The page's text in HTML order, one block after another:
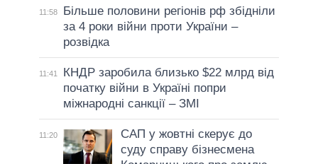
11:58
Більше половини регіонів рф збідніли
за 4 роки війни проти України –
розвідка
11:41
КНДР заробила близько $22 млрд від
початку війни в Україні попри
міжнародні санкції – ЗМІ
11:20
САП у жовтні скерує до
суду справу бізнесмена